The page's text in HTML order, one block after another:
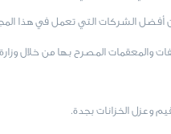
الشركات التي تعمل في هذا
والمعقمات المصرح بها من خلال
وعزل الخزانات بجدة.